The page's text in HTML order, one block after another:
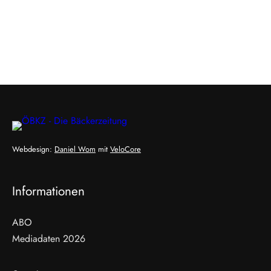
Webdesign: Daniel Wom mit VeloCore
Informationen
ABO
Mediadaten 2026